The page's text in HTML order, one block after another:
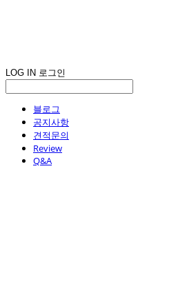
LOG IN 로그인
블로그
공지사항
견적문의
Review
Q&A